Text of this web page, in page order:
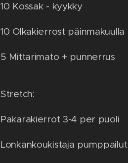
10 Kossak - kyykky
10 Olkakierrost päinmakuulla
5 Mittarimato + punnerrus
Stretch:
Pakarakierrot 3-4 per puoli
Lonkankoukistaja pumppailut